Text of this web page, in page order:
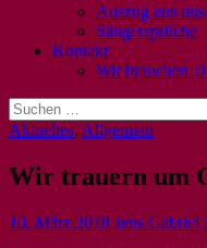
Auszug aus
Sängersprüche
Kontakt
Wir brauchen
Suchen
nach:
Aktuelles, Allgemein
Wir trauern um
10. März 2018 Jens Gabriel